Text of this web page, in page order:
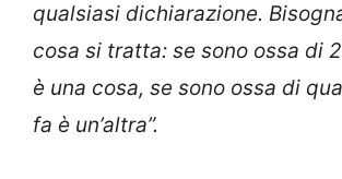
qualsiasi dichiarazione.
cosa si tratta: se sono ossa di
è una cosa, se sono ossa di
fa è un’altra”.